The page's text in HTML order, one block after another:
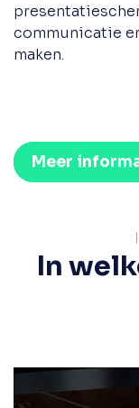
communicatie
maken.
Meer
In